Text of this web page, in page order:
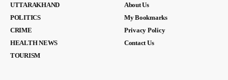
UTTARAKHAND
POLITICS
CRIME
HEALTH NEWS
TOURISM
About Us
My Bookmarks
Privacy Policy
Contact Us